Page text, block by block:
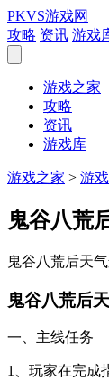
PKVS游戏网
攻略 资讯 游戏
游戏之家
攻略
资讯
游戏库
游戏之家 > 游
鬼谷八荒
鬼谷八荒后天
鬼谷八荒后
一、主线任务
1、玩家在完成